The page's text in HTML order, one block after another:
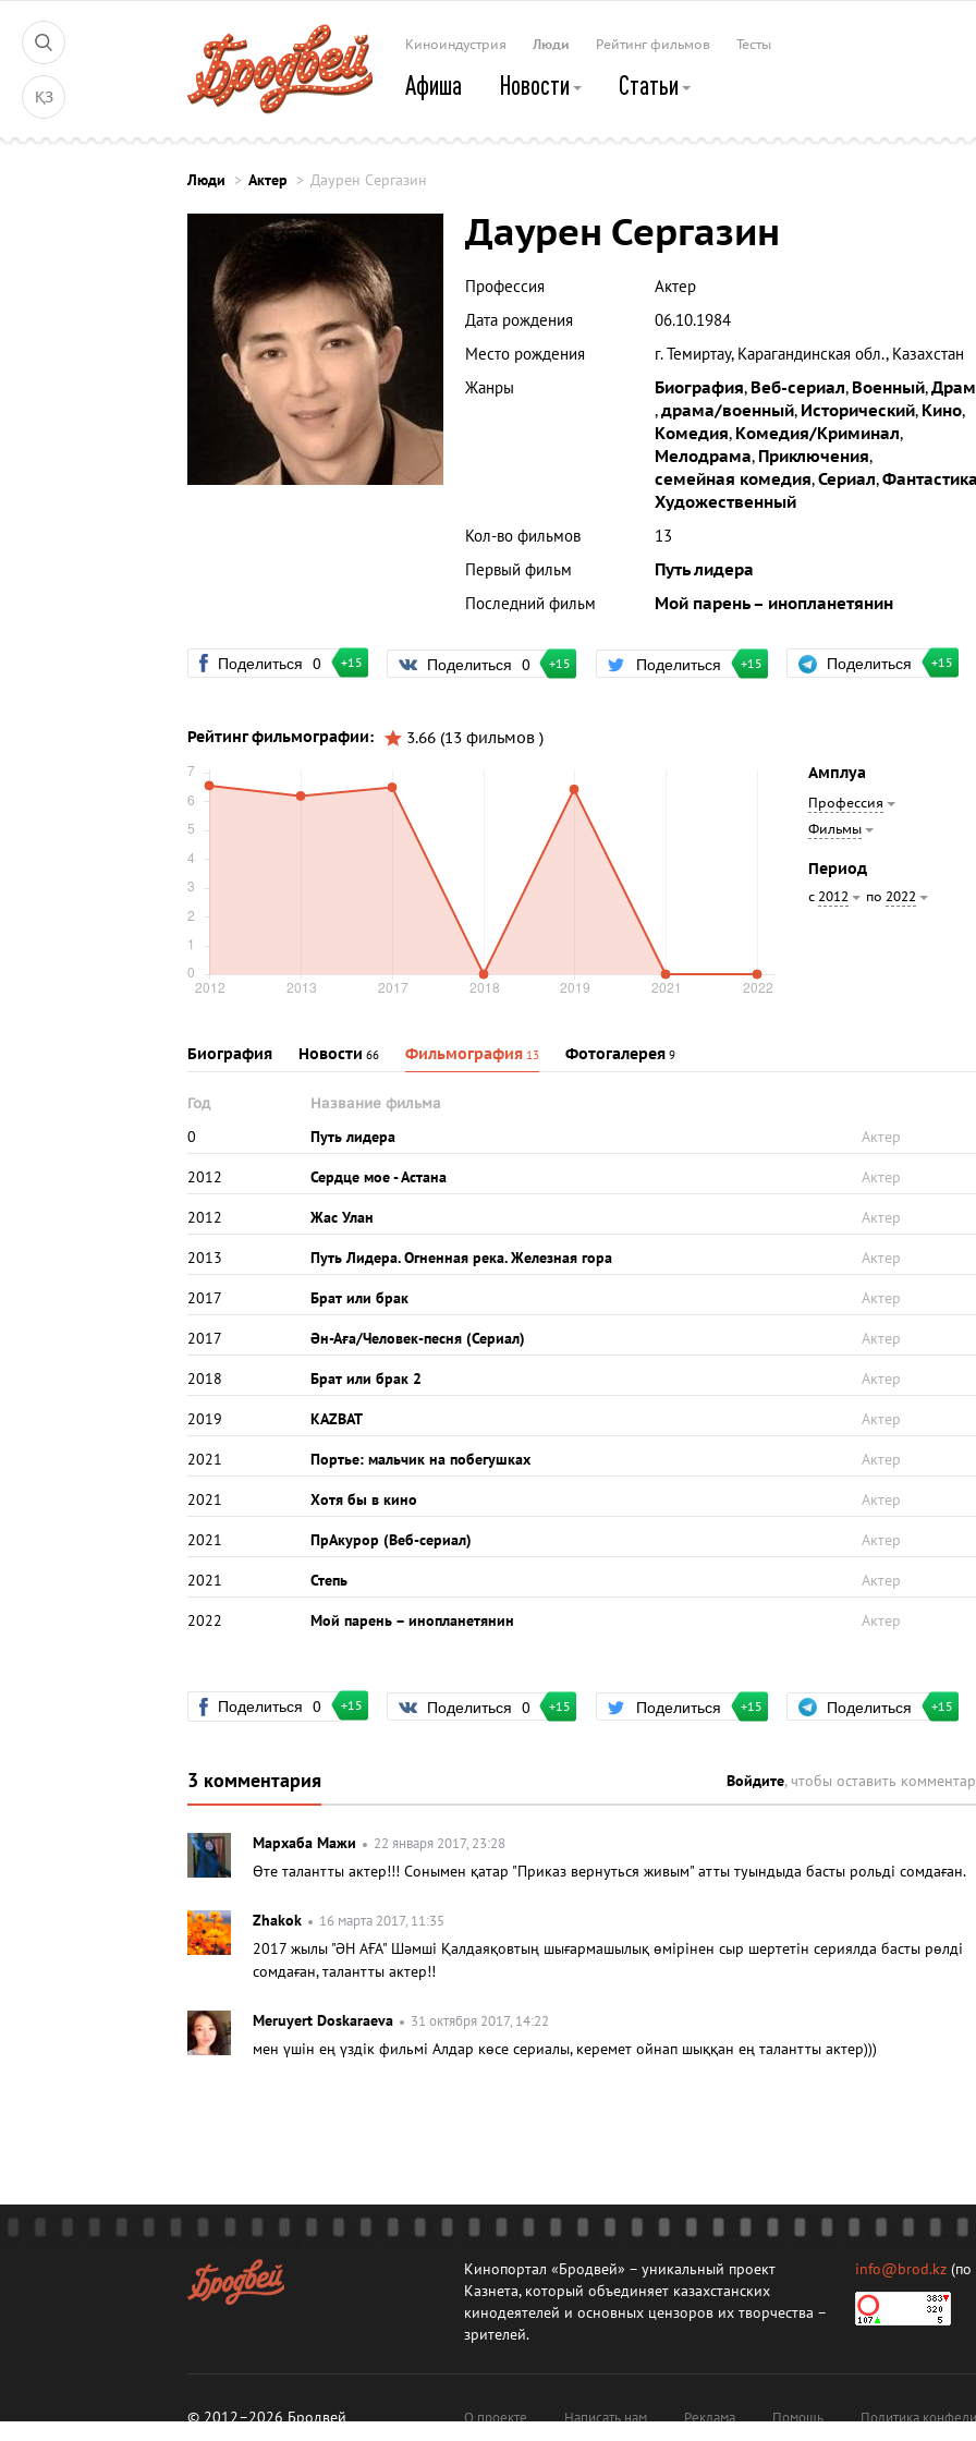
ҚЗ
Киноиндустрия Люди Рейтинг фильмов Тесты
Афиша Новости Статьи
Люди Актер Даурен Сергазин
Даурен Сергазин
Профессия
Актер
Дата рождения
06.10.1984
Место рождения
г. Темиртау, Карагандинская обл., Казахстан
Жанры
Биография, Веб-сериал, Военный,
,драма/военный, Исторический, Кино,
Комедия, Комедия/Криминал,
Мелодрама, Приключения,
семейная комедия,Сериал,
Художественный
Кол-во фильмов
13
Первый фильм
Путь лидера
Последний фильм
Мой парень – инопланетянин
Поделиться 0 +15 Поделиться 0 +15 Поделиться +15 Поделиться +15
Рейтинг фильмографии:
3.66 (13 фильмов )
Амплуа
Профессия
Фильмы
Период
с 2012 по 2022
Биография Новости 66 Фильмография 13 Фотогалерея 9
Год Название фильма
0 Путь лидера Актер
2012 Сердце мое - Астана Актер
2012 Жас Улан Актер
2013 Путь Лидера. Огненная река. Железная гора Актер
2017 Брат или брак Актер
2017 Ән-Аға/Человек-песня (Сериал) Актер
2018 Брат или брак 2 Актер
2019 KAZBAT Актер
2021 Портье: мальчик на побегушках Актер
2021 Хотя бы в кино Актер
2021 ПрАкурор (Веб-сериал) Актер
2021 Степь Актер
2022 Мой парень – инопланетянин Актер
Поделиться 0 +15 Поделиться 0 +15 Поделиться +15 Поделиться +15
3 комментария Войдите, чтобы оставить
Мархаба Мажи 22 января 2017, 23:28
Өте талантты актер!!! Сонымен қатар "Приказ вернуться живым" атты туындыда басты рольді сомдаған.
Zhakok 16 марта 2017, 11:35
2017 жылы "ӘН АҒА" Шәмші Қалдаяқовтың шығармашылық өмірінен сыр шертетін сериялда басты рөлді
сомдаған, талантты актер!!
Meruyert Doskaraeva 31 октября 2017, 14:22
мен үшін ең үздік фильмі Алдар көсе сериалы, керемет ойнап шыққан ең талантты актер)))
Кинопортал «Бродвей» – уникальный проект
Казнета, который объединяет казахстанских
кинодеятелей и основных цензоров их творчества –
зрителей.
info@brod.kz (по
© 2012–2026 Бродвей О проекте Написать нам Реклама Помощь Политика